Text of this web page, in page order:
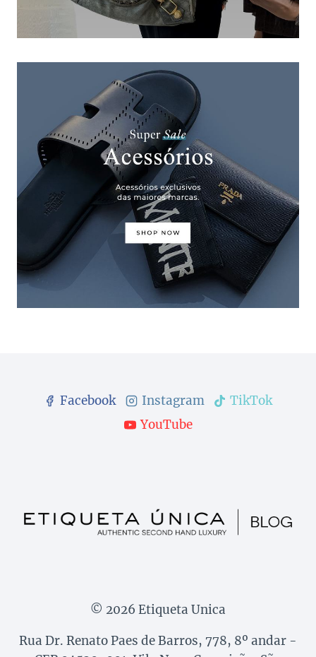
Facebook Instagram
TikTok
YouTube
© 2026 Etiqueta Unica
Rua Dr. Renato Paes de Barros, 778, 8º andar -